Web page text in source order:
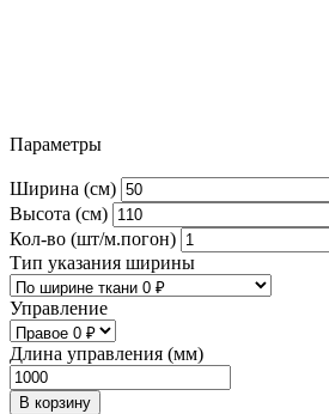
Параметры
Ширина (см)
Высота (см)
Кол-во (шт/м.погон)
Тип указания ширины
Управление
Длина управления (мм)
В корзину